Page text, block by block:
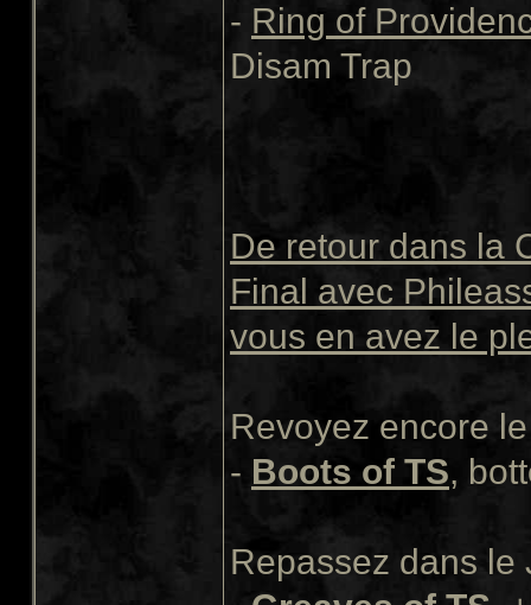
- Ring of
Disam Trap
De retour dans la
Final avec
vous en avez le
Revoyez encore
- Boots of TS,
Repassez dans le